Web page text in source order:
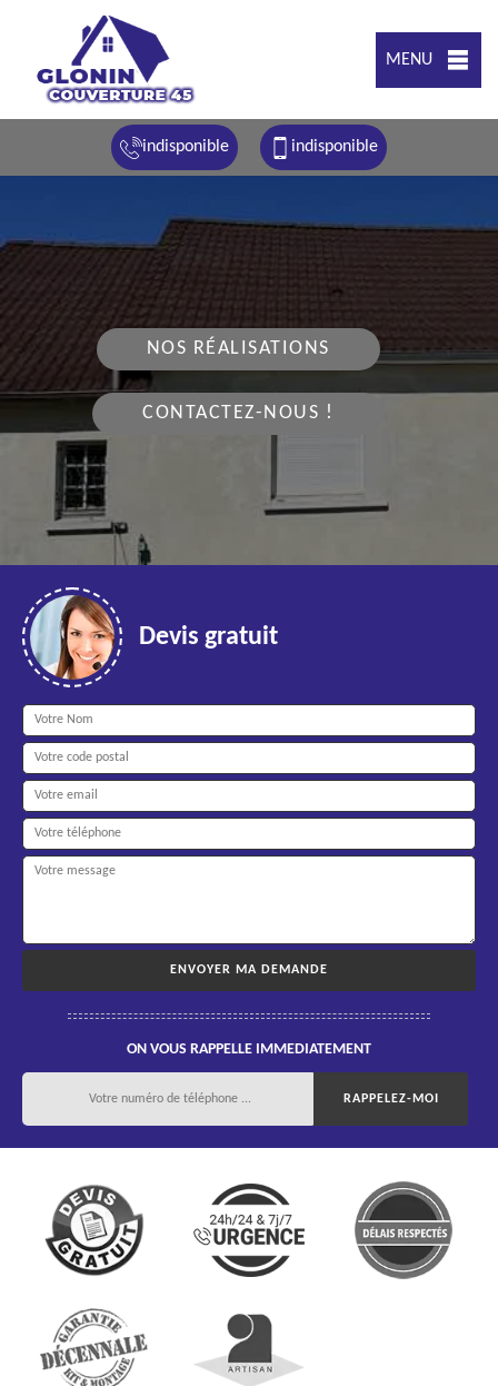
MENU
indisponible indisponible
NOS RÉALISATIONS
CONTACTEZ-NOUS !
Devis gratuit
ON VOUS RAPPELLE IMMEDIATEMENT